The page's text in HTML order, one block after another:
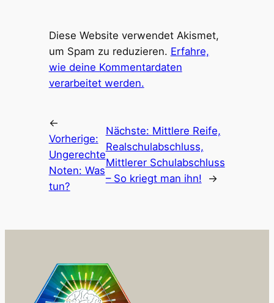
Diese Website verwendet Akismet,
um Spam zu reduzieren. Erfahre,
wie deine Kommentardaten
verarbeitet werden.
←
Vorherige:
Ungerechte
Noten: Was
tun?
Nächste: Mittlere Reife,
Realschulabschluss,
Mittlerer Schulabschluss
– So kriegt man ihn!
→